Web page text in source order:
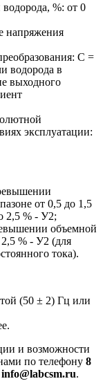
%: от 0
напряжения
С =
водорода в
выходного
эксплуатации:
от 0,5 до 1,5
2,5 % - У2;
объемной
2,5 % - У2 (для
тока).
(50 ± 2) Гц или
и возможности
по телефону 8
info@labcsm.ru.